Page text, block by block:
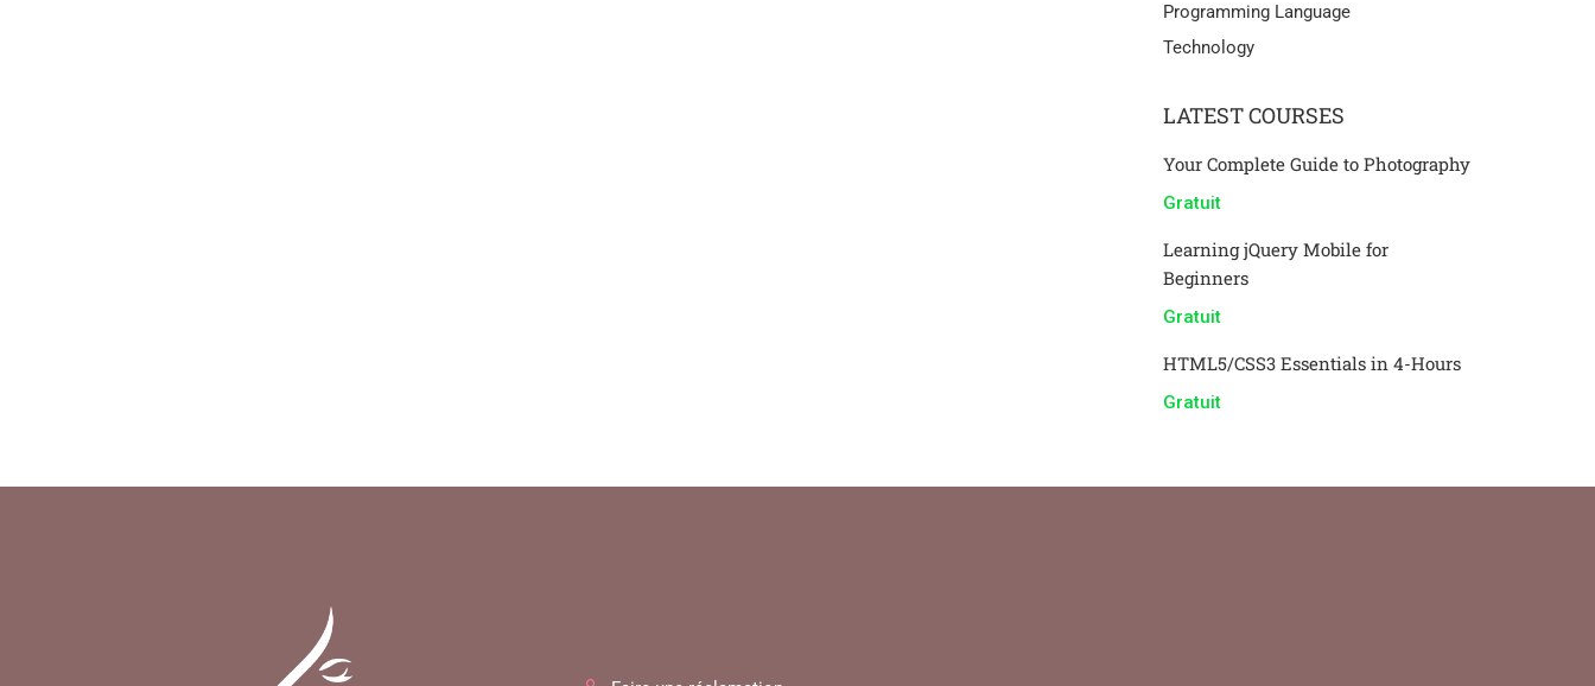
Programming Language
Technology
LATEST COURSES
Your Complete Guide to Photography
Gratuit
Learning jQuery Mobile for
Beginners
Gratuit
HTML5/CSS3 Essentials in 4-Hours
Gratuit